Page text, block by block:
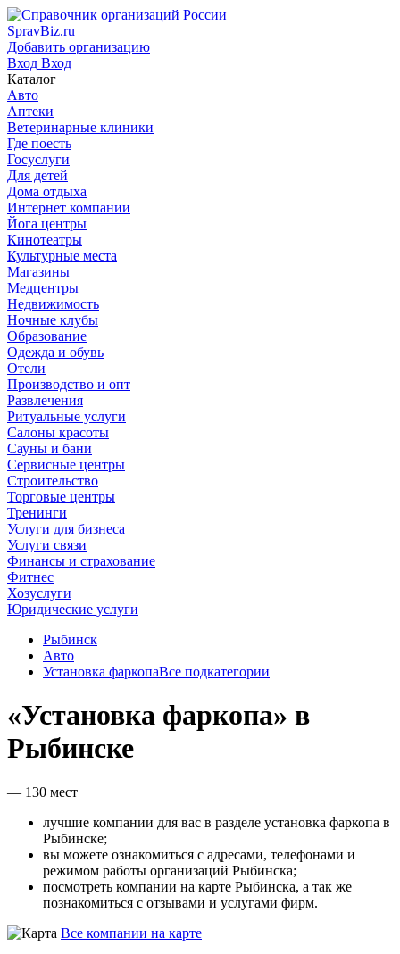
SpravBiz.ru
Добавить организацию
Вход Вход
Каталог
Авто
Аптеки
Ветеринарные клиники
Где поесть
Госуслуги
Для детей
Дома отдыха
Интернет компании
Йога центры
Кинотеатры
Культурные места
Магазины
Медцентры
Недвижимость
Ночные клубы
Образование
Одежда и обувь
Отели
Производство и опт
Развлечения
Ритуальные услуги
Салоны красоты
Сауны и бани
Сервисные центры
Строительство
Торговые центры
Тренинги
Услуги для бизнеса
Услуги связи
Финансы и страхование
Фитнес
Хозуслуги
Юридические услуги
Рыбинск
Авто
Установка фаркопаВсе подкатегории
«Установка фаркопа» в
Рыбинске
— 130 мест
лучшие компании для вас в разделе установка фаркопа в
Рыбинске;
вы можете ознакомиться с адресами, телефонами и
режимом работы организаций Рыбинска;
посмотреть компании на карте Рыбинска, а так же
познакомиться с отзывами и услугами фирм.
Все компании на карте